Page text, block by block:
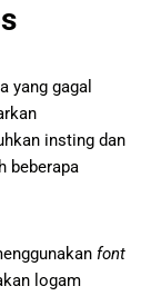
yang gagal
insting dan
beberapa
font
logam